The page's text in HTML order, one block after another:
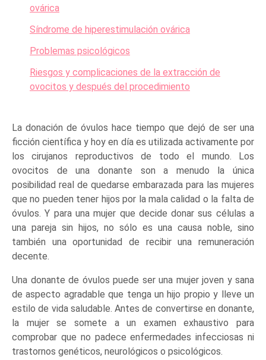
ovárica
Síndrome de hiperestimulación ovárica
Problemas psicológicos
Riesgos y complicaciones de la extracción de
ovocitos y después del procedimiento
La donación de óvulos hace tiempo que dejó de ser una
ficción científica y hoy en día es utilizada activamente por
los cirujanos reproductivos de todo el mundo. Los
ovocitos de una donante son a menudo la única
posibilidad real de quedarse embarazada para las mujeres
que no pueden tener hijos por la mala calidad o la falta de
óvulos. Y para una mujer que decide donar sus células a
una pareja sin hijos, no sólo es una causa noble, sino
también una oportunidad de recibir una remuneración
decente.
Una donante de óvulos puede ser una mujer joven y sana
de aspecto agradable que tenga un hijo propio y lleve un
estilo de vida saludable. Antes de convertirse en donante,
la mujer se somete a un examen exhaustivo para
comprobar que no padece enfermedades infecciosas ni
trastornos genéticos, neurológicos o psicológicos.